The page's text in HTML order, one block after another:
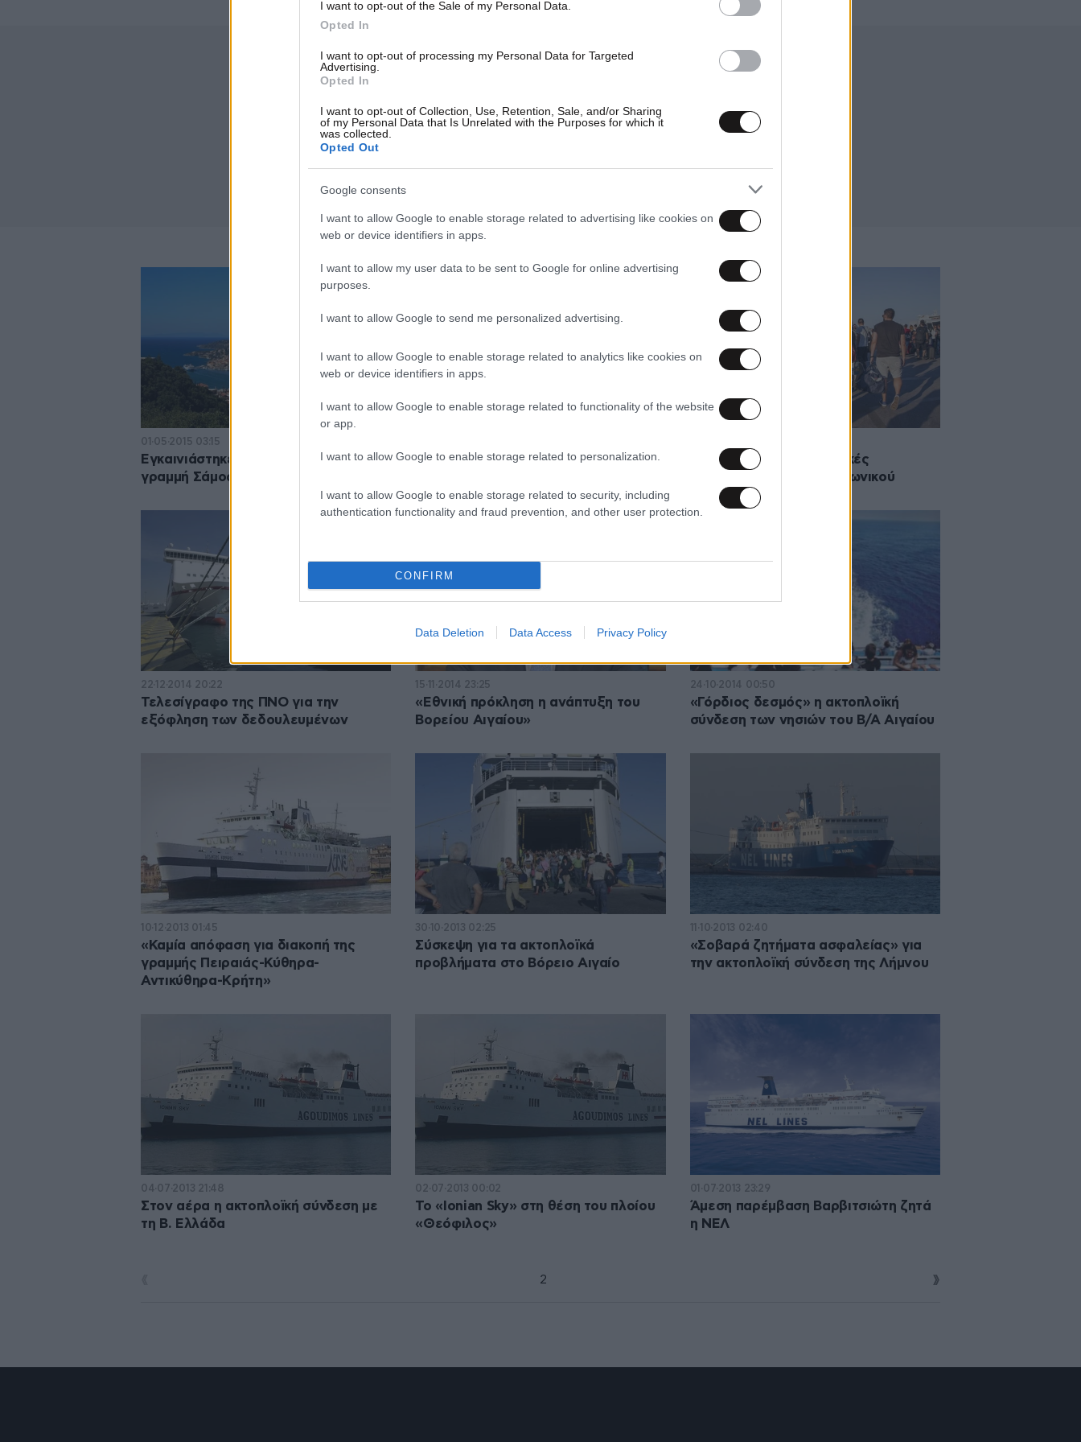
I want to opt-out of the Sale of my Personal Data.
Opted In
I want to opt-out of processing my Personal Data for Targeted
Advertising.
Opted In
I want to opt-out of Collection, Use, Retention, Sale, and/or Sharing
of my Personal Data that Is Unrelated with the Purposes for which it
was collected.
Opted Out
Google consents
I want to allow Google to enable storage related to advertising like cookies on
web or device identifiers in apps.
I want to allow my user data to be sent to Google for online advertising
purposes.
I want to allow Google to send me personalized advertising.
I want to allow Google to enable storage related to analytics like cookies on
web or device identifiers in apps.
I want to allow Google to enable storage related to functionality of the website
or app.
I want to allow Google to enable storage related to personalization.
I want to allow Google to enable storage related to security, including
authentication functionality and fraud prevention, and other user protection.
CONFIRM
Data Deletion Data Access Privacy Policy
01·05·2015 03:15
Εγκαινιάστηκε η νέα ακτοπλοϊκή
γραμμή Σάμος – Δωδεκάνησα
Αποκομμένοι οι κάτοικοι της Κάσου
Επί τάπητος οι ακτοπλοϊκές
συνδέσεις του Αργοσαρωνικού
22·12·2014 20:22
Τελεσίγραφο της ΠΝΟ για την
εξόφληση των δεδουλευμένων
15·11·2014 23:25
«Εθνική πρόκληση η ανάπτυξη του
Βορείου Αιγαίου»
24·10·2014 00:50
«Γόρδιος δεσμός» η ακτοπλοϊκή
σύνδεση των νησιών του Β/Α Αιγαίου
10·12·2013 01:45
«Καμία απόφαση για διακοπή της
γραμμής Πειραιάς-Κύθηρα-
Αντικύθηρα-Κρήτη»
30·10·2013 02:25
Σύσκεψη για τα ακτοπλοϊκά
προβλήματα στο Βόρειο Αιγαίο
11·10·2013 02:40
«Σοβαρά ζητήματα ασφαλείας» για
την ακτοπλοϊκή σύνδεση της Λήμνου
04·07·2013 21:48
Στον αέρα η ακτοπλοϊκή σύνδεση με
τη Β. Ελλάδα
02·07·2013 00:02
Το «Ionian Sky» στη θέση του πλοίου
«Θεόφιλος»
01·07·2013 23:29
Άμεση παρέμβαση Βαρβιτσιώτη ζητά
η ΝΕΛ
2